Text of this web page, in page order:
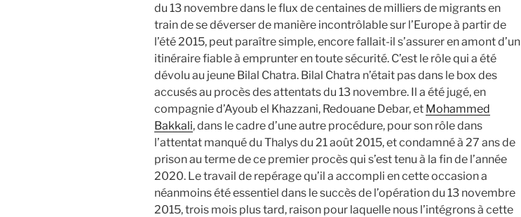
du 13 novembre dans le flux de centaines de milliers de migrants en
train de se déverser de manière incontrôlable sur l’Europe à partir de
l’été 2015, peut paraître simple, encore fallait-il s’assurer en amont d’un
itinéraire fiable à emprunter en toute sécurité. C’est le rôle qui a été
dévolu au jeune Bilal Chatra. Bilal Chatra n’était pas dans le box des
accusés au procès des attentats du 13 novembre. Il a été jugé, en
compagnie d’Ayoub el Khazzani, Redouane Debar, et Mohammed
Bakkali, dans le cadre d’une autre procédure, pour son rôle dans
l’attentat manqué du Thalys du 21 août 2015, et condamné à 27 ans de
prison au terme de ce premier procès qui s’est tenu à la fin de l’année
2020. Le travail de repérage qu’il a accompli en cette occasion a
néanmoins été essentiel dans le succès de l’opération du 13 novembre
2015, trois mois plus tard, raison pour laquelle nous l’intégrons à cette